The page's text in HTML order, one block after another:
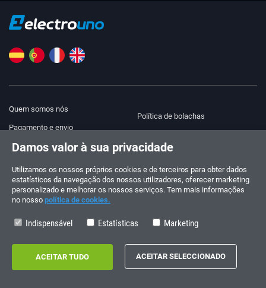
Quem somos nós
Pagamento e envio
Aviso legal
Política de privacidade
Política de bolachas
ENCOMENDAS E CONSULTAS
+34 910 600 459
HORÁRIO DE VERÃO
Segunda a sexta-feira: 10:00 - 14:00
Damos valor à sua privacidade
Utilizamos os nossos próprios cookies e de terceiros para obter dados
estatísticos da navegação dos nossos utilizadores, oferecer marketing
personalizado e melhorar os nossos serviços. Tem mais informações
no nosso política de cookies.
Indispensável Estatísticas Marketing